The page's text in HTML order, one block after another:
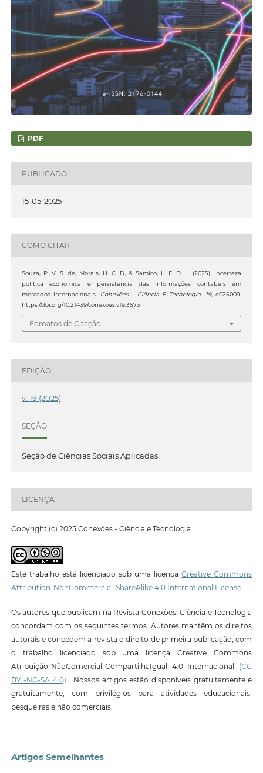
PDF
PUBLICADO
15-05-2025
COMO CITAR
Souza, P. V. S. de, Morais, H. C. B., & Samico, L. F. D. L. (2025). Incerteza
política econômica e persistência das informações contábeis em
mercados internacionais.
Conexões - Ciência E Tecnologia, 19, e025009.
https://doi.org/10.21439/conexoes.v19.3573
Fomatos de Citação
EDIÇÃO
v. 19 (2025)
SEÇÃO
Seção de Ciências Sociais Aplicadas
LICENÇA
Copyright (c) 2025 Conexões - Ciência e Tecnologia
Este trabalho está licenciado sob uma licençaCreative Commons
Attribution-NonCommercial-ShareAlike 4.0 International License.
Os autores que publicam na Revista Conexões: Ciência e Tecnologia
concordam com os seguintes termos: Autores mantêm os direitos
autorais e concedem à revista o direito de primeira publicação, com
o trabalho licenciado sob uma licença Creative Commons
Atribuição-NãoComercial-CompartilhaIgual 4.0 Internacional (CC
BY -NC-SA 4.0) . Nossos artigos estão disponíveis gratuitamente e
gratuitamente, com privilégios para atividades educacionais,
pesqueiras e não comerciais.
Artigos Semelhantes